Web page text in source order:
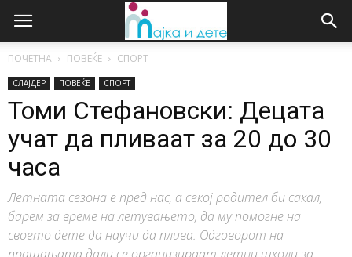
ПОЧЕТНА ПОВЕЌЕ СПОРТ
СЛАЈДЕР ПОВЕЌЕ СПОРТ
Томи Стефановски: Децата
учат да пливаат за 20 до 30
часа
Летната сезона е пред нас, а секој родител би сакал,
барем за време на летувањето, да му помогне на
своето дете да научи да плива. Одговорот на